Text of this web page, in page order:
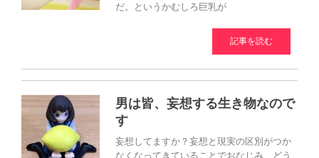
だ。というかむしろ巨乳が
記事を読む
男は皆、妄想する生き物なので
す
妄想してますか？妄想と現実の区別がつか
なくなってきていることでおなじみ、どう